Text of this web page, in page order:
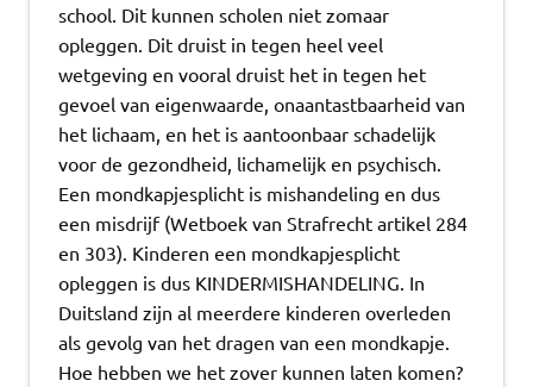
school. Dit kunnen scholen niet zomaar
opleggen. Dit druist in tegen heel veel
wetgeving en vooral druist het in tegen het
gevoel van eigenwaarde, onaantastbaarheid van
het lichaam, en het is aantoonbaar schadelijk
voor de gezondheid, lichamelijk en psychisch.
Een mondkapjesplicht is mishandeling en dus
een misdrijf (Wetboek van Strafrecht artikel 284
en 303). Kinderen een mondkapjesplicht
opleggen is dus KINDERMISHANDELING. In
Duitsland zijn al meerdere kinderen overleden
als gevolg van het dragen van een mondkapje.
Hoe hebben we het zover kunnen laten komen?